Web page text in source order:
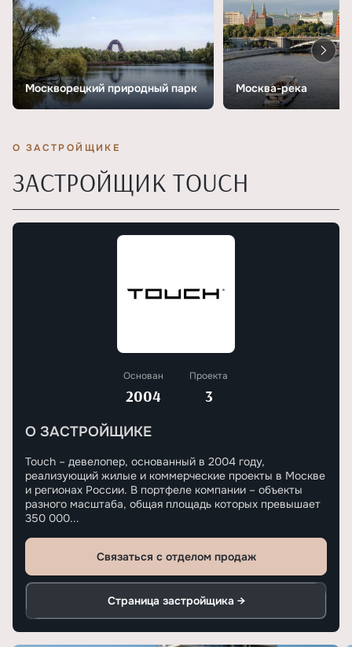
Москворецкий природный парк Москва-река
О ЗАСТРОЙЩИКЕ
ЗАСТРОЙЩИК TOUCH
Основан
2004
Проекта
3
О ЗАСТРОЙЩИКЕ
Touch – девелопер, основанный в 2004 году,
реализующий жилые и коммерческие проекты в Москве
и регионах России. В портфеле компании – объекты
разного масштаба, общая площадь которых превышает
350 000...
Связаться с отделом продаж
Страница застройщика →